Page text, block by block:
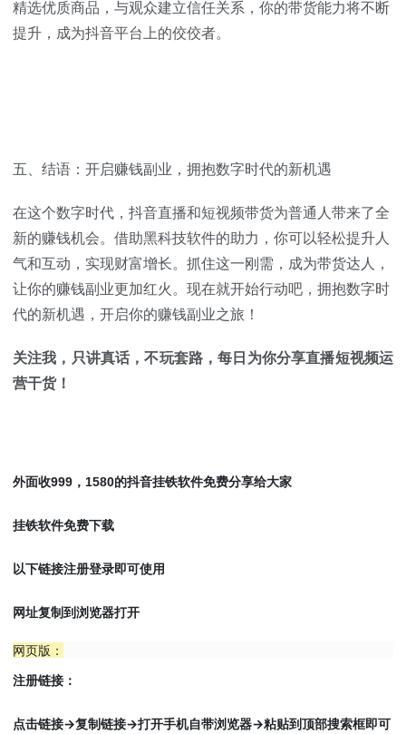
精选优质商品，与观众建立信任关系，你的带货能力将不断
提升，成为抖音平台上的佼佼者。
五、结语：开启赚钱副业，拥抱数字时代的新机遇
在这个数字时代，抖音直播和短视频带货为普通人带来了全
新的赚钱机会。借助黑科技软件的助力，你可以轻松提升人
气和互动，实现财富增长。抓住这一刚需，成为带货达人，
让你的赚钱副业更加红火。现在就开始行动吧，拥抱数字时
代的新机遇，开启你的赚钱副业之旅！
关注我，只讲真话，不玩套路，每日为你分享直播短视频运
营干货！
外面收999，1580的抖音挂铁软件免费分享给大家
挂铁软件免费下载
以下链接注册登录即可使用
网址复制到浏览器打开
网页版：
注册链接：
点击链接->复制链接->打开手机自带浏览器->粘贴到顶部搜索框即可